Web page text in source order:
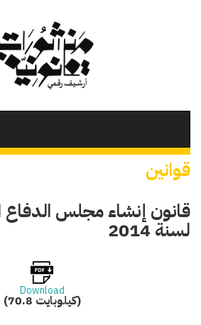
قوانين
لسنة 2014
Download
(70.8 كيلوبايت)